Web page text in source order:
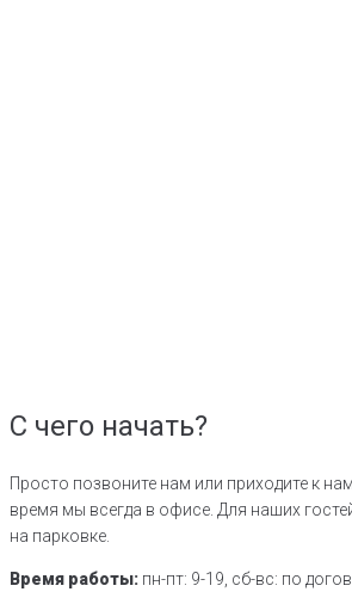
С чего начать?
Просто позвоните нам или приходите к
время мы всегда в офисе. Для наших
на парковке.
Время работы: пн-пт: 9-19, сб-вс: по